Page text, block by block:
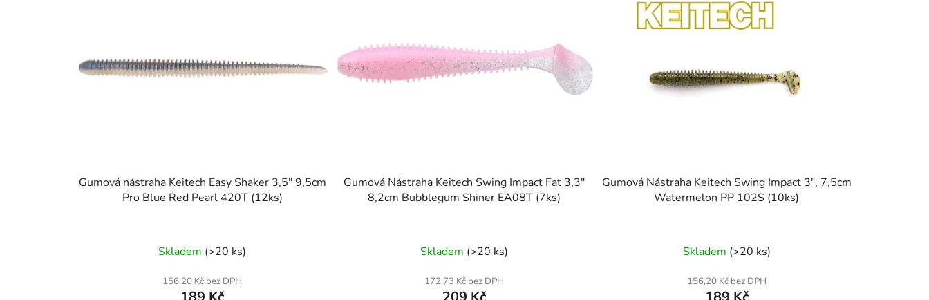
Gumová nástraha Keitech Easy Shaker 3,5" 9,5cm
Pro Blue Red Pearl 420T (12ks)
Skladem (>20 ks)
156,20 Kč bez DPH
Gumová Nástraha Keitech Swing Impact Fat 3,3"
8,2cm Bubblegum Shiner EA08T (7ks)
Skladem (>20 ks)
172,73 Kč bez DPH
Gumová Nástraha Keitech Swing Impact 3", 7,5cm
Watermelon PP 102S (10ks)
Skladem (>20 ks)
156,20 Kč bez DPH